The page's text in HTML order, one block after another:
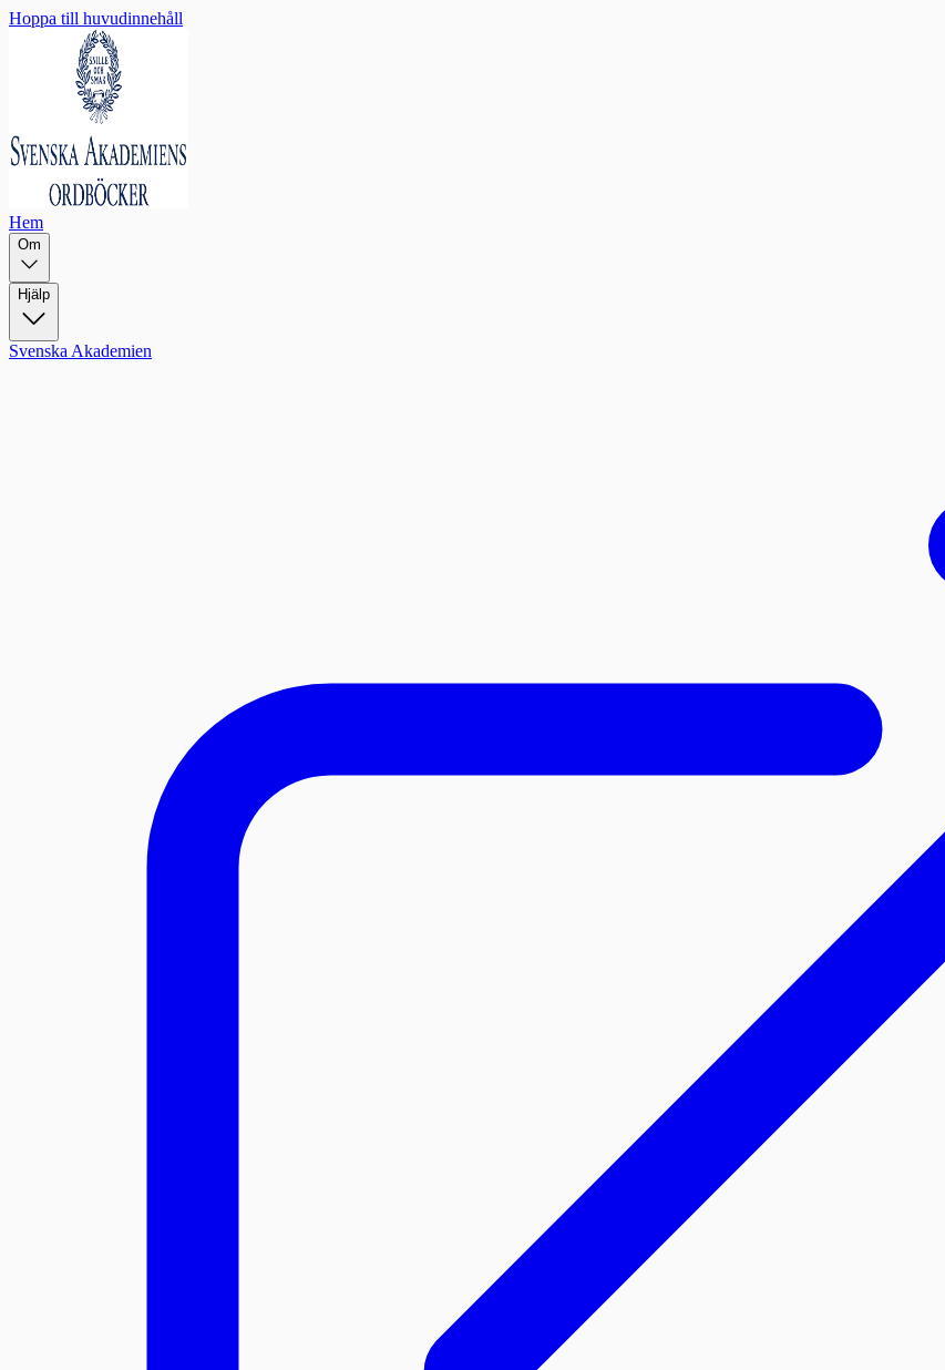
Hoppa till huvudinnehåll
Hem
Om
Hjälp
Svenska Akademien